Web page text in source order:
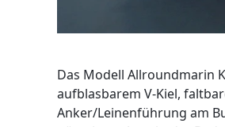
Das Modell Allroundmarin
aufblasbarem V-Kiel,
Anker/Leinenführung am